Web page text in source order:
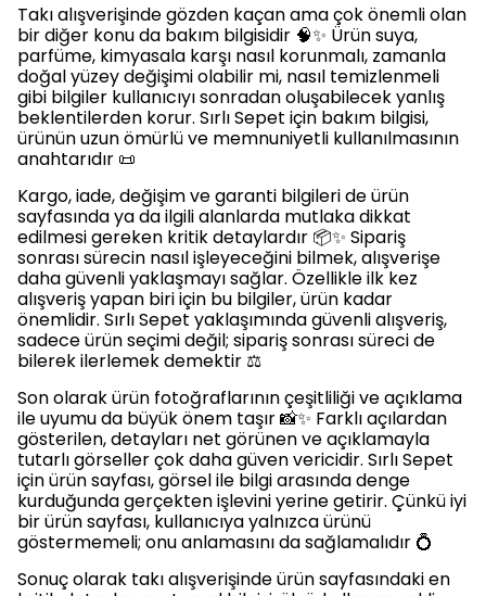
Takı alışverişinde gözden kaçan ama çok önemli olan
bir diğer konu da bakım bilgisidir 🧠✨ Ürün suya,
parfüme, kimyasala karşı nasıl korunmalı, zamanla
doğal yüzey değişimi olabilir mi, nasıl temizlenmeli
gibi bilgiler kullanıcıyı sonradan oluşabilecek yanlış
beklentilerden korur. Sırlı Sepet için bakım bilgisi,
ürünün uzun ömürlü ve memnuniyetli kullanılmasının
anahtarıdır 📜
Kargo, iade, değişim ve garanti bilgileri de ürün
sayfasında ya da ilgili alanlarda mutlaka dikkat
edilmesi gereken kritik detaylardır 📦✨ Sipariş
sonrası sürecin nasıl işleyeceğini bilmek, alışverişe
daha güvenli yaklaşmayı sağlar. Özellikle ilk kez
alışveriş yapan biri için bu bilgiler, ürün kadar
önemlidir. Sırlı Sepet yaklaşımında güvenli alışveriş,
sadece ürün seçimi değil; sipariş sonrası süreci de
bilerek ilerlemek demektir ⚖️
Son olarak ürün fotoğraflarının çeşitliliği ve açıklama
ile uyumu da büyük önem taşır 📸✨ Farklı açılardan
gösterilen, detayları net görünen ve açıklamayla
tutarlı görseller çok daha güven vericidir. Sırlı Sepet
için ürün sayfası, görsel ile bilgi arasında denge
kurduğunda gerçekten işlevini yerine getirir. Çünkü iyi
bir ürün sayfası, kullanıcıya yalnızca ürünü
göstermemeli; onu anlamasını da sağlamalıdır 💍
Sonuç olarak takı alışverişinde ürün sayfasındaki en